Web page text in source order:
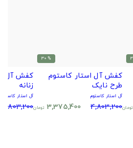
تومان
% 30
کفش آل استار کاستوم
طرح نایک
آل استار کاستوم
4,803,200
3,375,400 تومان
کفش آل
زنانه
آل استار کاستوم
4,803,200